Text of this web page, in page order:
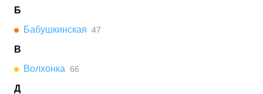
Б
Бабушкинская 47
В
Волхонка 66
Д